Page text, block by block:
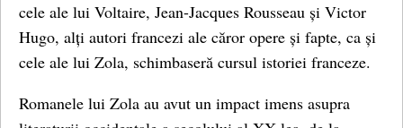
cele ale lui Voltaire, Jean-Jacques Rousseau și Victor
Hugo, alți autori francezi ale căror opere și fapte, ca și
cele ale lui Zola, schimbaseră cursul istoriei franceze.
Romanele lui Zola au avut un impact imens asupra